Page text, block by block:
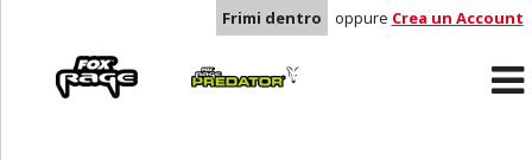
Frimi dentro oppure Crea un Account
Predator